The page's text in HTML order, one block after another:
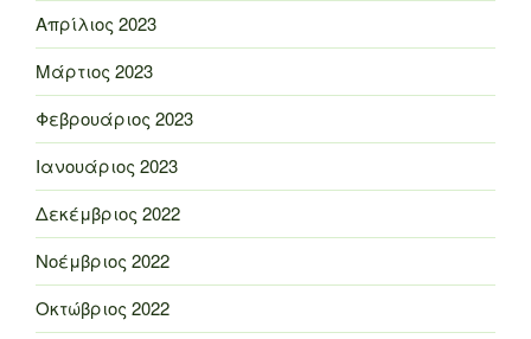
Απρίλιος 2023
Μάρτιος 2023
Φεβρουάριος 2023
Ιανουάριος 2023
Δεκέμβριος 2022
Νοέμβριος 2022
Οκτώβριος 2022